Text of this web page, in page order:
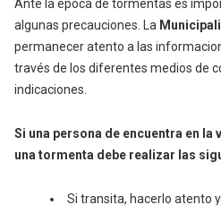
Ante la época de tormentas es
algunas precauciones. La
permanecer atento a las
través de los diferentes medios de
indicaciones.
Si una persona de encuentra en la
una tormenta debe realizar las
Si transita, hacerlo atento